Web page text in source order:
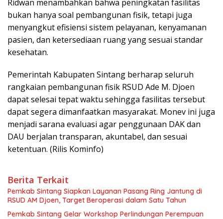
Ridwan menambahkan bahwa peningkatan fasilitas
bukan hanya soal pembangunan fisik, tetapi juga
menyangkut efisiensi sistem pelayanan, kenyamanan
pasien, dan ketersediaan ruang yang sesuai standar
kesehatan.
Pemerintah Kabupaten Sintang berharap seluruh
rangkaian pembangunan fisik RSUD Ade M. Djoen
dapat selesai tepat waktu sehingga fasilitas tersebut
dapat segera dimanfaatkan masyarakat. Monev ini juga
menjadi sarana evaluasi agar penggunaan DAK dan
DAU berjalan transparan, akuntabel, dan sesuai
ketentuan. (Rilis Kominfo)
Berita Terkait
Pemkab Sintang Siapkan Layanan Pasang Ring Jantung di
RSUD AM Djoen, Target Beroperasi dalam Satu Tahun
Pemkab Sintang Gelar Workshop Perlindungan Perempuan